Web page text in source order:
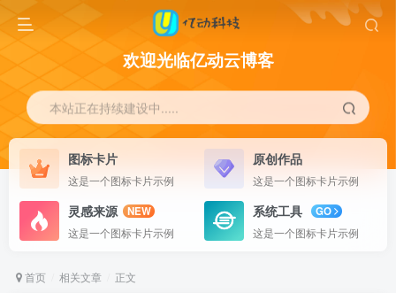
欢迎光临亿动云博客
本站正在持续建设中.....
图标卡片
这是一个图标卡片示例
原创作品
这是一个图标卡片示例
灵感来源
NEW
这是一个图标卡片示例
系统工具
GO
这是一个图标卡片示例
首页 相关文章 正文